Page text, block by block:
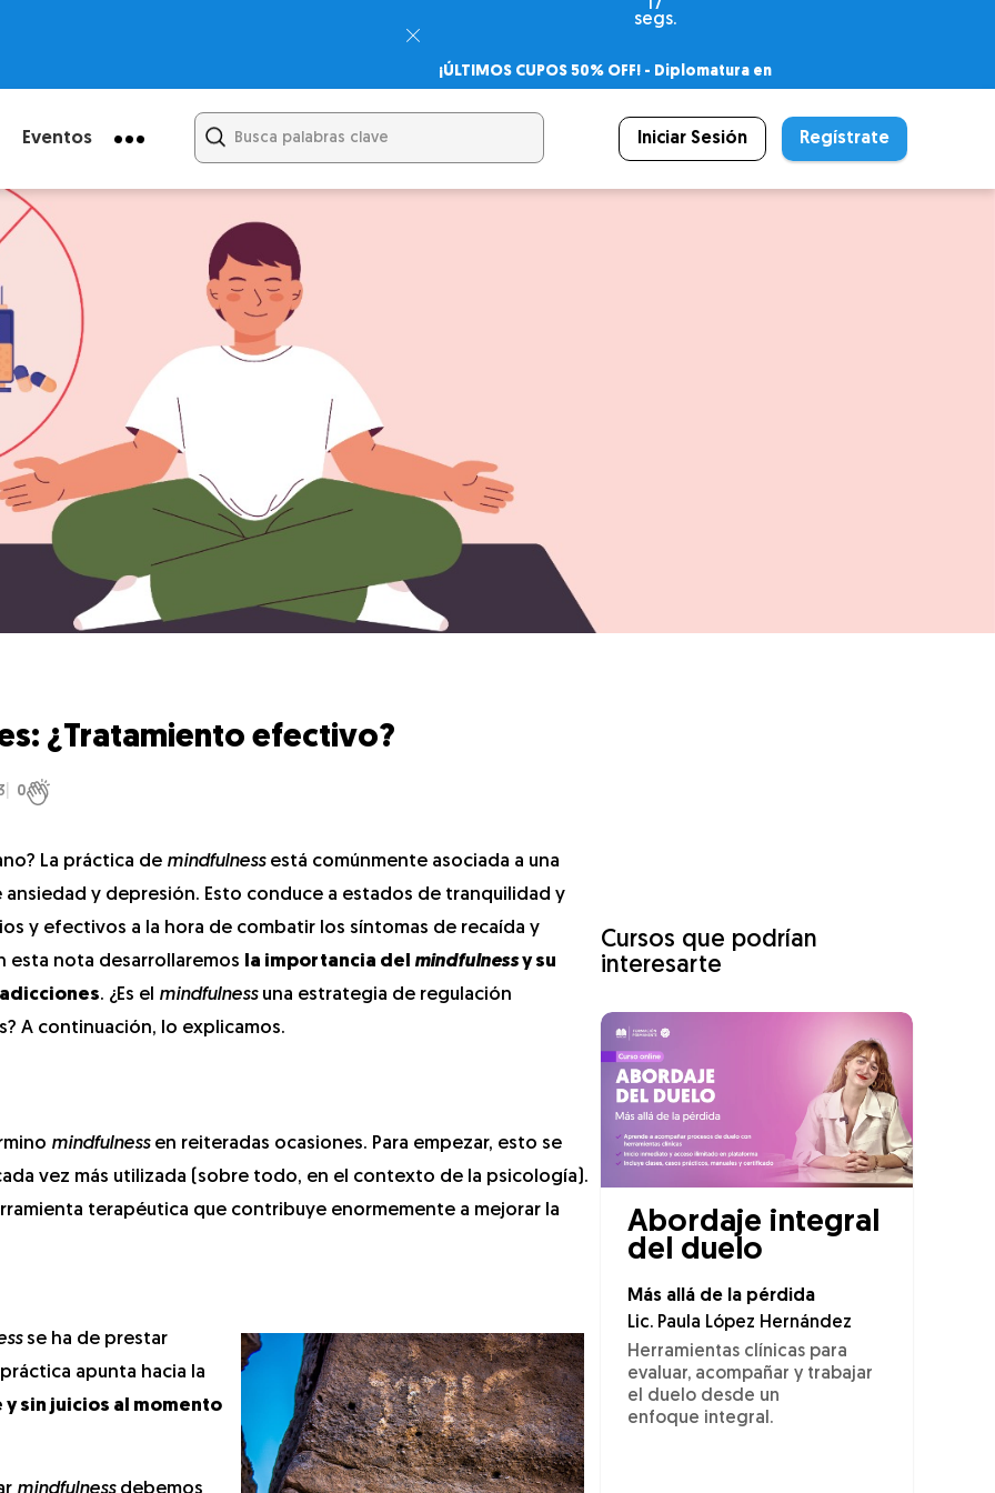
16
segs.
¡ÚLTIMOS CUPOS 50% OFF! - Diplomatura en
– Certificado Universitario
Eventos Iniciar Sesión Regístrate
¿Tratamiento efectivo?
0
La práctica de mindfulnessestá comúnmente asociada a una
y depresión. Esto conduce a estados de tranquilidad y
y efectivos a la hora de combatir los síntomas de recaída y
esta nota desarrollaremos
la importancia del mindfulnessy su
. ¿Es el mindfulnessuna estrategia de regulación
A continuación, lo explicamos.
mindfulness en reiteradas ocasiones. Para empezar, esto se
vez más utilizada (sobre todo, en el contexto de la psicología).
terapéutica que contribuye enormemente a mejorar la
se ha de prestar
apunta hacia la
sin juicios al momento
mindfulnessdebemos
Cursos que podrían
interesarte
Abordaje integral
del duelo
Más allá de la pérdida
Lic. Paula López Hernández
Herramientas clínicas para
evaluar, acompañar y trabajar
el duelo desde un
enfoque integral.